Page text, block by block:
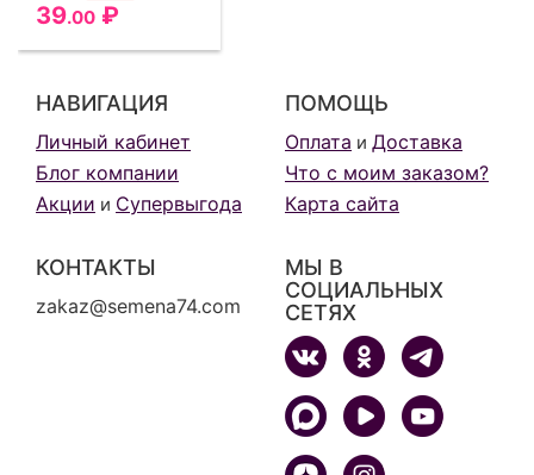
39.00 ₽
НАВИГАЦИЯ
Личный кабинет
Блог компании
Акции и Супервыгода
ПОМОЩЬ
Оплата и Доставка
Что с моим заказом?
Карта сайта
КОНТАКТЫ
zakaz@semena74.com
МЫ В
СОЦИАЛЬНЫХ
СЕТЯХ